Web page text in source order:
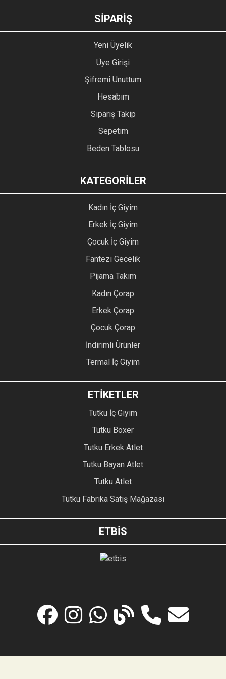
GÖNDER
SİPARİŞ
Yeni Üyelik
Üye Girişi
Şifremi Unuttum
Hesabım
Sipariş Takip
Sepetim
Beden Tablosu
KATEGORİLER
Kadın İç Giyim
Erkek İç Giyim
Çocuk İç Giyim
Fantezi Gecelik
Pijama Takım
Kadın Çorap
Erkek Çorap
Çocuk Çorap
İndirimli Ürünler
Termal İç Giyim
ETİKETLER
Tutku İç Giyim
Tutku Boxer
Tutku Erkek Atlet
Tutku Bayan Atlet
Tutku Atlet
Tutku Fabrika Satış Mağazası
ETBİS